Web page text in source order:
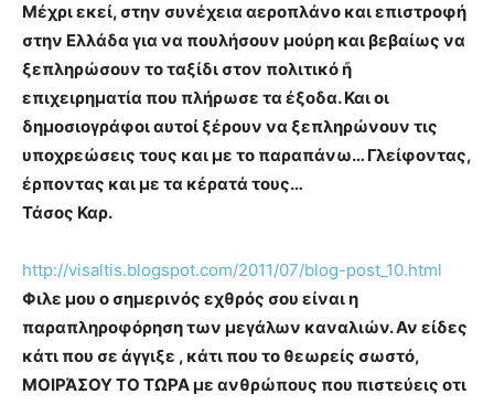
Μέχρι εκεί, στην συνέχεια αεροπλάνο και επιστροφή
στην Ελλάδα για να πουλήσουν μούρη και βεβαίως να
ξεπληρώσουν το ταξίδι στον πολιτικό ἤ
επιχειρηματία που πλήρωσε τα έξοδα. Και οι
δημοσιογράφοι αυτοί ξέρουν να ξεπληρώνουν τις
υποχρεώσεις τους και με το παραπάνω… Γλείφοντας,
έρποντας και με τα κέρατά τους…
Τάσος Καρ.
http://visaltis.blogspot.com/2011/07/blog-post_10.html
Φιλε μου ο σημερινός εχθρός σου είναι η
παραπληροφόρηση των μεγάλων καναλιών. Αν είδες
κάτι που σε άγγιξε , κάτι που το θεωρείς σωστό,
ΜΟΙΡΆΣΟΥ ΤΟ ΤΩΡΑ με ανθρώπους που πιστεύεις οτι